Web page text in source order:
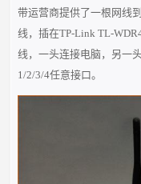
带运营商提供了一根网线
线，插在TP-Link TL-
线，一头连接电脑，另一
1/2/3/4任意接口。